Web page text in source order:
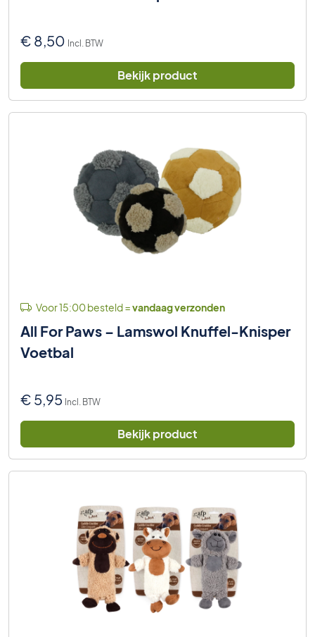
€ 8,50 Incl. BTW
Bekijk product
Voor 15:00 besteld =vandaag verzonden
All For Paws – Lamswol Knuffel-Knisper
Voetbal
€ 5,95 Incl. BTW
Bekijk product